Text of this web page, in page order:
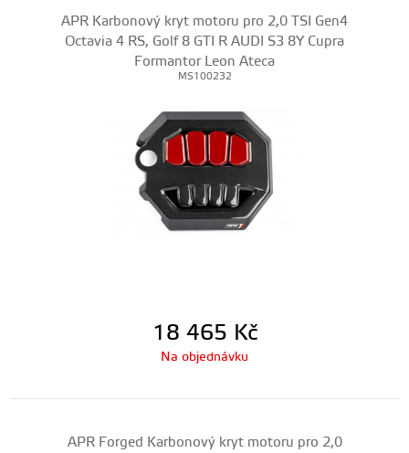
APR Karbonový kryt motoru pro 2,0 TSI Gen4
Octavia 4 RS, Golf 8 GTI R AUDI S3 8Y Cupra
Formantor Leon Ateca
MS100232
18 465 Kč
Na objednávku
APR Forged Karbonový kryt motoru pro 2,0